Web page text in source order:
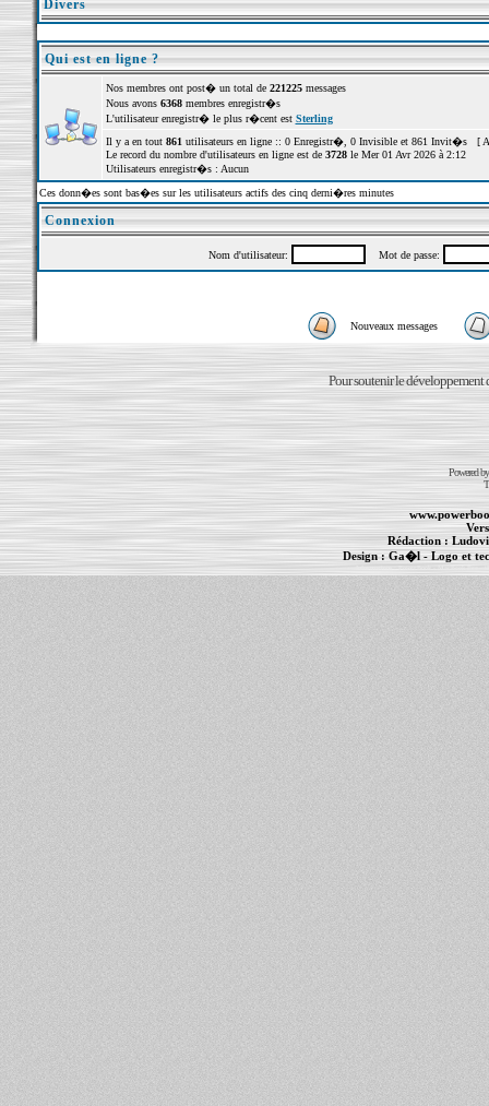
Divers
Qui est en ligne ?
Nos membres ont post� un total de 221225messages
Nous avons 6368membres enregistr�s
L'utilisateur enregistr� le plus r�cent est Sterling
Il y a en tout 861 utilisateurs en ligne :: 0 Enregistr�, 0 Invisible et 861 Invit�s [
Le record du nombre d'utilisateurs en ligne est de 3728le Mer 01 Avr 2026 à 2:12
Utilisateurs enregistr�s : Aucun
Ces donn�es sont bas�es sur les utilisateurs actifs des cinq derni�res minutes
Connexion
Nom d'utilisateur: Mot de passe:
Nouveaux messages
Pour soutenir le développement
Powered
Rédaction :
Design : Ga�l- Logo et